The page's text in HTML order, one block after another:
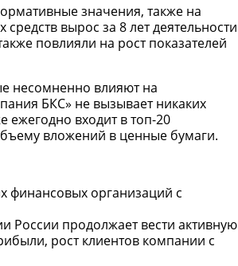
значения, также на
вырос за 8 лет деятельности
повлияли на рост показателей
несомненно влияют на
БКС» не вызывает никаких
входит в топ-20
вложений в ценные бумаги.
финансовых организаций с
России продолжает вести активную
рост клиентов компании с